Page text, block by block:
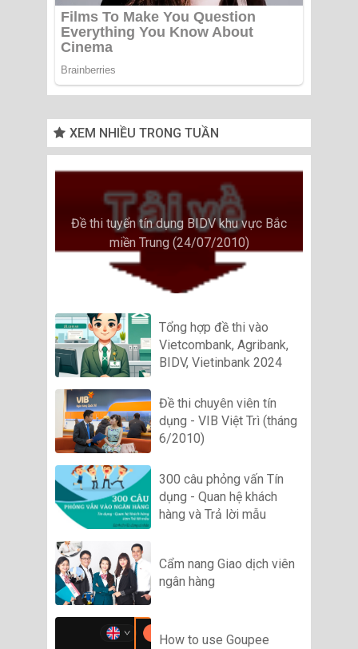
XEM NHIỀU TRONG TUẦN
Đề thi tuyển tín dụng BIDV khu vực Bắc
miền Trung (24/07/2010)
Tổng hợp đề thi vào
Vietcombank, Agribank,
BIDV, Vietinbank 2024
Đề thi chuyên viên tín
dụng - VIB Việt Trì (tháng
6/2010)
300 câu phỏng vấn Tín
dụng - Quan hệ khách
hàng và Trả lời mẫu
Cẩm nang Giao dịch viên
ngân hàng
How to use Goupee